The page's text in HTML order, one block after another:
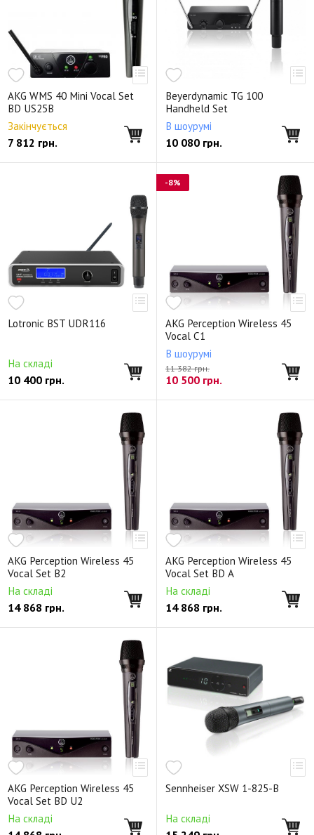
AKG WMS 40 Mini Vocal Set
BD US25B
Закінчується
7 812 грн.
Beyerdynamic TG 100
Handheld Set
В шоурумі
10 080 грн.
Lotronic BST UDR116
На складі
10 400 грн.
AKG Perception Wireless 45
Vocal C1
В шоурумі
11 382 грн.
10 500 грн.
-8%
AKG Perception Wireless 45
Vocal Set B2
На складі
14 868 грн.
AKG Perception Wireless 45
Vocal Set BD A
На складі
14 868 грн.
AKG Perception Wireless 45
Vocal Set BD U2
На складі
Sennheiser XSW 1-825-B
На складі